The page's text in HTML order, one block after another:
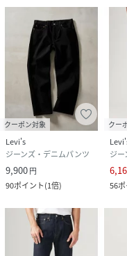
クーポン対象
Levi's
ジーンズ・デニムパンツ
9,900円
90ポイント(1倍)
クー
ジ
56